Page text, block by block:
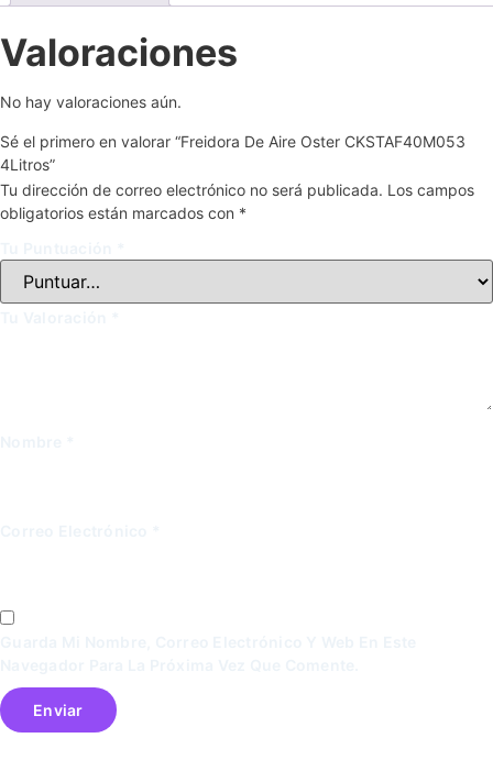
Valoraciones
No hay valoraciones aún.
Sé el primero en valorar “Freidora De Aire Oster CKSTAF40M053
4Litros”
Tu dirección de correo electrónico no será publicada. Los campos
obligatorios están marcados con *